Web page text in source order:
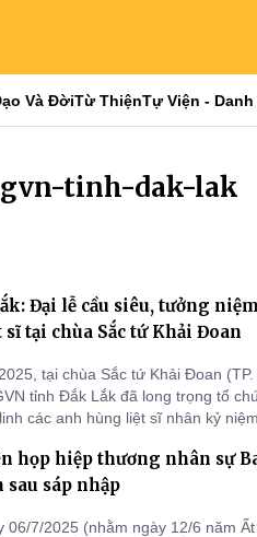
Và ĐờiTừ ThiệnTự Viện -
tinh-dak-lak
Đại lễ cầu siêu, tưởng
tại chùa Sắc tứ Khải Đoan
tại chùa Sắc tứ Khải Đoan (TP.
tỉnh Đắk Lắk đã long trọng tổ
các anh hùng liệt sĩ nhân kỷ
họp hiệp thương nhân sự
sau sáp nhập
06/7/2025 (nhằm ngày 12/6 năm